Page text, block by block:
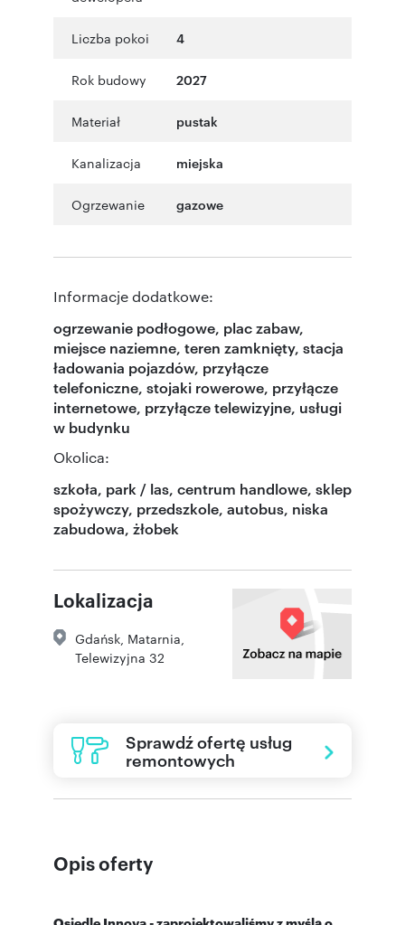
Liczba pokoi 4
Rok budowy 2027
Materiał pustak
Kanalizacja miejska
Ogrzewanie gazowe
Informacje dodatkowe:
ogrzewanie podłogowe, plac zabaw,
miejsce naziemne, teren zamknięty, stacja
ładowania pojazdów, przyłącze
telefoniczne, stojaki rowerowe, przyłącze
internetowe, przyłącze telewizyjne, usługi
w budynku
Okolica:
szkoła, park / las, centrum handlowe, sklep
spożywczy, przedszkole, autobus, niska
zabudowa, żłobek
Lokalizacja
Gdańsk Matarnia
Telewizyjna 32
Sprawdź ofertę usług
remontowych
Opis oferty
Osiedle Innova - zaprojektowaliśmy z myślą o